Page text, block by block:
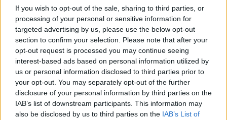
If you wish to opt-out of the sale, sharing to third parties, or
processing of your personal or sensitive information for
targeted advertising by us, please use the below opt-out
section to confirm your selection. Please note that after your
opt-out request is processed you may continue seeing
interest-based ads based on personal information utilized by
us or personal information disclosed to third parties prior to
your opt-out. You may separately opt-out of the further
disclosure of your personal information by third parties on the
IAB’s list of downstream participants. This information may
also be disclosed by us to third parties on the IAB’s List of
AJÁNLJUK MÉG